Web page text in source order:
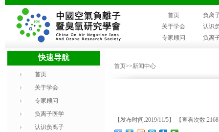
首页
负离
关于学会
认识
专家顾问
负离
快速导航
首页
关于学会
专家顾问
负离子医学
认识负离子
首页>>新闻中心
【发布时间:2019/11/5】 【查看次数